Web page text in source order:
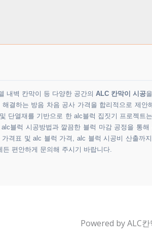
내벽 칸막이 등 다양한 공간의 ALC 칸막이 시공
결하는 방음 차음 공사 가격을 합리적으로 제안
단열재를 기반으로 한 alc블럭 집짓기 프로젝트
블럭 시공방법과 깔끔한 블럭 마감 공정을 통해
격표 및 alc 블럭 가격, alc 블럭 시공비 산출까
편안하게 문의해 주시기 바랍니다.
Powered by ALC